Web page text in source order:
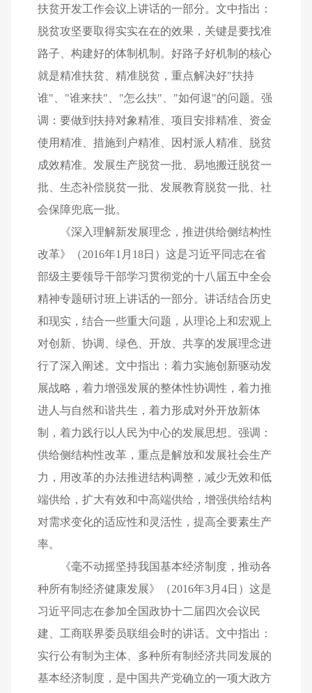
扶贫开发工作会议上讲话的一部分。文中指出：
脱贫攻坚要取得实实在在的效果，关键是要找准
路子、构建好的体制机制。好路子好机制的核心
就是精准扶贫、精准脱贫，重点解决好"扶持
谁"、"谁来扶"、"怎么扶"、"如何退"的问题。强
调：要做到扶持对象精准、项目安排精准、资金
使用精准、措施到户精准、因村派人精准、脱贫
成效精准。发展生产脱贫一批、易地搬迁脱贫一
批、生态补偿脱贫一批、发展教育脱贫一批、社
会保障兜底一批。
《深入理解新发展理念，推进供给侧结构性
改革》（2016年1月18日）这是习近平同志在省
部级主要领导干部学习贯彻党的十八届五中全会
精神专题研讨班上讲话的一部分。讲话结合历史
和现实，结合一些重大问题，从理论上和宏观上
对创新、协调、绿色、开放、共享的发展理念进
行了深入阐述。文中指出：着力实施创新驱动发
展战略，着力增强发展的整体性协调性，着力推
进人与自然和谐共生，着力形成对外开放新体
制，着力践行以人民为中心的发展思想。强调：
供给侧结构性改革，重点是解放和发展社会生产
力，用改革的办法推进结构调整，减少无效和低
端供给，扩大有效和中高端供给，增强供给结构
对需求变化的适应性和灵活性，提高全要素生产
率。
《毫不动摇坚持我国基本经济制度，推动各
种所有制经济健康发展》（2016年3月4日）这是
习近平同志在参加全国政协十二届四次会议民
建、工商联界委员联组会时的讲话。文中指出：
实行公有制为主体、多种所有制经济共同发展的
基本经济制度，是中国共产党确立的一项大政方